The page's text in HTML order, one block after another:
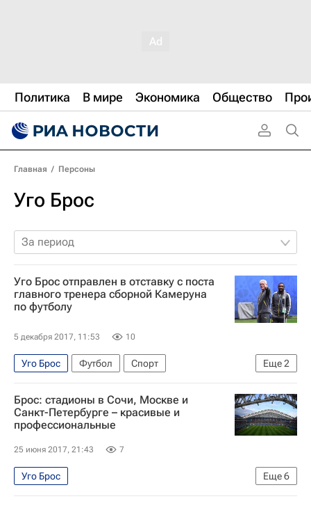
Политика В мире Экономика Общество
Главная / Персоны
Уго Брос
За период
Уго Брос отправлен в отставку с поста
главного тренера сборной Камеруна
по футболу
5 декабря 2017, 11:53 10
Еще2
Уго Брос Футбол
Спорт
тренерские отставки
Камерун
Брос: стадионы в Сочи, Москве и
Санкт-Петербурге – красивые и
профессиональные
25 июня 2017, 21:43 7
Еще6
Уго Брос
Кубок конфедераций по футболу 2017
Футбол